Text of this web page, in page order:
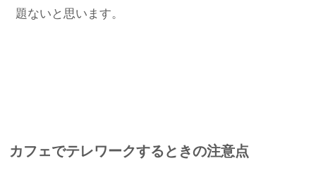
題ないと思います。
カフェでテレワークするときの注意点